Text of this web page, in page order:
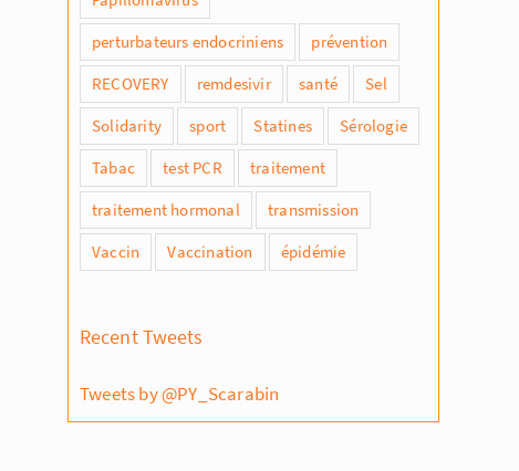
perturbateurs endocriniens
prévention
RECOVERY
remdesivir santé
Sel
Solidarity
sport Statines
Sérologie
Tabac
test PCR
traitement
traitement hormonal
transmission
Vaccin
Vaccination épidémie
Recent Tweets
Tweets by @PY_Scarabin